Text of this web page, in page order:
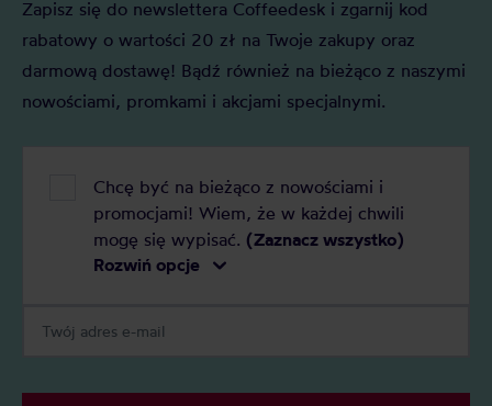
Zapisz się do newslettera Coffeedesk i zgarnij kod
rabatowy o wartości 20 zł na Twoje zakupy oraz
darmową dostawę! Bądź również na bieżąco z naszymi
nowościami, promkami i akcjami specjalnymi.
Chcę być na bieżąco z nowościami i
promocjami! Wiem, że w każdej chwili
mogę się wypisać. (Zaznacz wszystko)
Rozwiń opcje